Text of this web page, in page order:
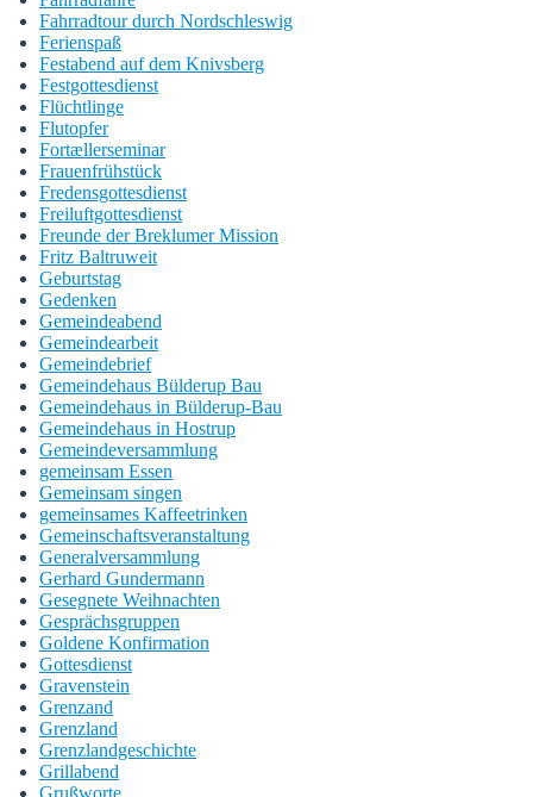
Fahrradtour durch Nordschleswig
Ferienspaß
Festabend auf dem Knivsberg
Festgottesdienst
Flüchtlinge
Flutopfer
Fortællerseminar
Frauenfrühstück
Fredensgottesdienst
Freiluftgottesdienst
Freunde der Breklumer Mission
Fritz Baltruweit
Geburtstag
Gedenken
Gemeindeabend
Gemeindearbeit
Gemeindebrief
Gemeindehaus Bülderup Bau
Gemeindehaus in Bülderup-Bau
Gemeindehaus in Hostrup
Gemeindeversammlung
gemeinsam Essen
Gemeinsam singen
gemeinsames Kaffeetrinken
Gemeinschaftsveranstaltung
Generalversammlung
Gerhard Gundermann
Gesegnete Weihnachten
Gesprächsgruppen
Goldene Konfirmation
Gottesdienst
Gravenstein
Grenzand
Grenzland
Grenzlandgeschichte
Grillabend